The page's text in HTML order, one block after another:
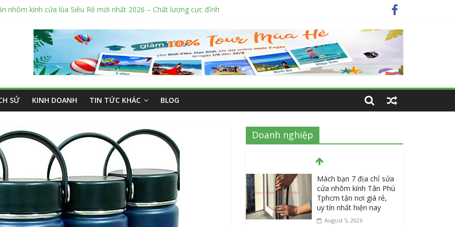
nhôm kính cửa lùa Siêu Rẻ mới nhất 2026 – Chất lượng cực đỉnh
sửa cửa nhôm kính Tân Phú Tphcm tận nơi giá rẻ, uy tín nhất hiện nay
cắt kính cường lực Quận 12 theo yêu cầu Siêu Rẻ Lại Độc Quyền
nắng ngoài trời sân trường siêu bền được các trường sử dụng nhiều nhất
bán tập vở học sinh giá sỉ tại Tphcm uy tín được đánh giá High
SỬ KINH DOANH TIN TỨC KHÁC BLOG
Doanh nghiệp
Mách bạn 7 địa chỉ sửa
cửa nhôm kính Tân Phú
Tphcm tận nơi giá rẻ,
uy tín nhất hiện nay
August 5, 2026